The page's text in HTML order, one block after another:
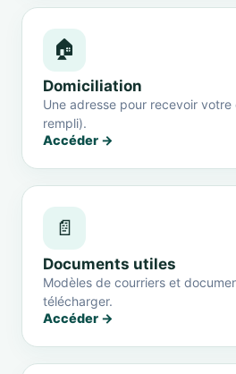
🏠
Domiciliation
Une adresse pour recevoir votre
rempli).
Accéder →
📄
Documents utiles
Modèles de courriers et
télécharger.
Accéder →